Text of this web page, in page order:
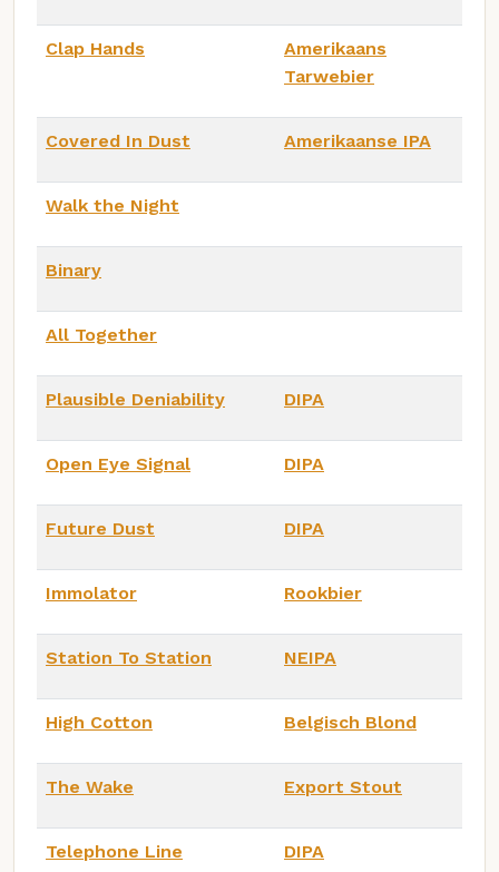
Clap Hands
Amerikaans
Tarwebier
Covered In Dust Amerikaanse IPA
Walk the Night
Binary
All Together
Plausible Deniability DIPA
Open Eye Signal DIPA
Future Dust DIPA
Immolator Rookbier
Station To Station NEIPA
High Cotton Belgisch Blond
The Wake Export Stout
Telephone Line DIPA